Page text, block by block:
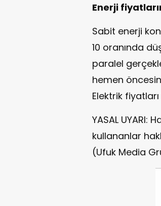
Enerji
Sabit enerji
10 oranında
paralel
hemen
Elektrik
YASAL UYARI:
kullananlar
(Ufuk Media